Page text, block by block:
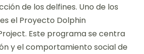
de los delfines. Uno de los
el Proyecto Dolphin
Este programa se centra
y el comportamiento social de